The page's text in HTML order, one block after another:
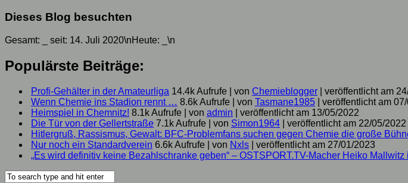
Dieses Blog besuchten
Gesamt: seit: 14. Juli 2020\nHeute: \n
Populärste Beiträge:
Profi-Gehälter in der Amateurliga 14.4k Aufrufe von Chemieblogger
veröffentlicht am
Wenn Chemie ins Stadion rennt … 8.6k Aufrufe von Tasmane1985
veröffentlicht am
Heimspiel in Chemnitz! 8.1k Aufrufe von admin
veröffentlicht am 13/05/2022
Die Tür von der Gellertstraße 7.1k Aufrufe von Simon1964
veröffentlicht am 22/05/2022
Hitlergruß, Rassismus, Gewalt: BFC-Problemfans suchen gegen Chemie die große
Nur noch ein Standardverein 6.6k Aufrufe von Nxls
veröffentlicht am 27/01/2023
„Es wird definitiv keine Bezahlschranke geben“ – OSTSPORT.TV-Macher Heiko Mallwitz